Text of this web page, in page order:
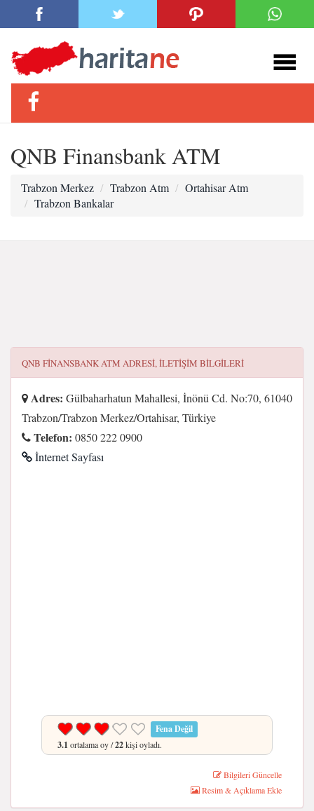
QNB Finansbank ATM
Trabzon Merkez Trabzon Atm
Ortahisar Atm
Trabzon Bankalar
QNB FINANSBANK ATM ADRESI, ILETIŞIM BILGILERI
Adres: Gülbaharhatun Mahallesi, İnönü Cd. No:70, 61040
Trabzon/Trabzon Merkez/Ortahisar, Türkiye
Telefon: 0850 222 0900
İnternet Sayfası
Fena Değil
3.1 ortalama oy /22kişi oyladı.
Bilgileri Güncelle
Resim & Açıklama Ekle